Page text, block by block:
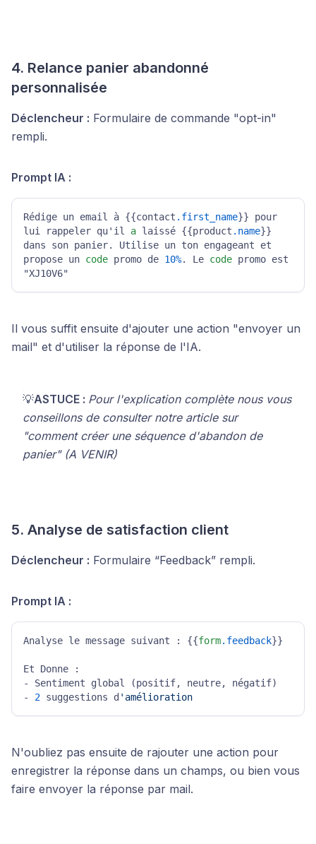
4. Relance panier abandonné
personnalisée
Déclencheur : Formulaire de commande "opt-in"
rempli.
Prompt IA :
Rédige un email à {{contact .first_name}} pour
lui rappeler qu'il a laissé {{product .name}}
dans son panier. Utilise un ton engageant et
propose un code promo de 10%. Le code promo est
Il vous suffit ensuite d'ajouter une action "envoyer un
mail" et d'utiliser la réponse de l'IA.
💡ASTUCE : Pour l'explication complète nous vous
conseillons de consulter notre article sur
"comment créer une séquence d'abandon de
panier" (A VENIR)
5. Analyse de satisfaction client
Déclencheur : Formulaire “Feedback” rempli.
Prompt IA :
Analyse le message suivant : {{form.feedback}}
Et Donne :
- Sentiment global (positif, neutre, négatif)
- 2 suggestions d 'amélioration
N'oubliez pas ensuite de rajouter une action pour
enregistrer la réponse dans un champs, ou bien vous
faire envoyer la réponse par mail.